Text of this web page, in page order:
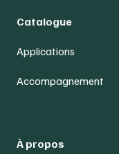
Catalogue
Applications
Accompagnement
À propos